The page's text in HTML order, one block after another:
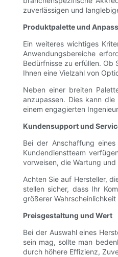
zuverlässigen und
Produktpalette und
Ein weiteres wichtiges
Anwendungsbereiche
Bedürfnisse zu erfüllen. Ob
Ihnen eine Vielzahl von
Neben einer breiten
anzupassen. Dies kann
einem engagierten
Kundensupport und
Bei der Anschaffung
Kundendienstteam
vorweisen, die Wartung
Achten Sie auf Hersteller,
stellen sicher, dass Ihr
größerer
Preisgestaltung und Wert
Bei der Auswahl eines
sein mag, sollte man
durch höhere Effizienz,